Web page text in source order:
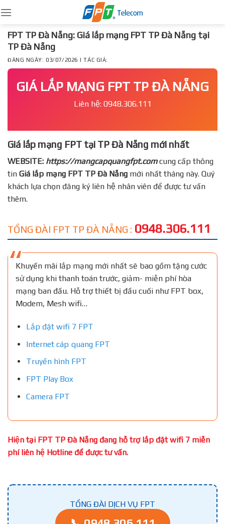
to
content
FPT TP Đà Nẵng: Giá lắp mạng FPT TP Đà Nẵng tại
TP Đà Nẵng
ĐĂNG NGÀY: 03/07/2026 | TÁC GIẢ:
GIÁ LẮP MẠNG FPT TP ĐÀ NẴNG
Liên hệ: 0948.306.111
Giá lắp mạng FPT tại TP Đà Nẵng mới nhất
WEBSITE: https://mangcapquangfpt.comcung cấp thông
tin Giá lắp mạng FPT TP Đà Nẵng mới nhất tháng này. Quý
khách lựa chọn đăng ký liên hệ nhân viên để được tư vấn
thêm.
TỔNG ĐÀI FPT TP ĐÀ NẴNG : 0948.306.111
Khuyến mãi lắp mạng mới nhất sẽ bao gồm tặng cước
sử dụng khi thanh toán trước, giảm- miễn phí hòa
mạng ban đầu. Hỗ trợ thiết bị đầu cuối như FPT box,
Modem, Mesh wifi…
Lắp đặt wifi 7 FPT
Internet cáp quang FPT
Truyền hình FPT
FPT Play Box
Camera FPT
Hiện tại FPT TP Đà Nẵng đang hỗ trợ lắp đặt wifi 7 miễn
phí liên hệ Hotline để được tư vấn.
TỔNG ĐÀI DỊCH VỤ FPT